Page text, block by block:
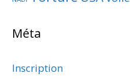
Méta
Inscription